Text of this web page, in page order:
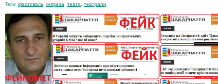
Теги: фестиваль імпреза театр театрали